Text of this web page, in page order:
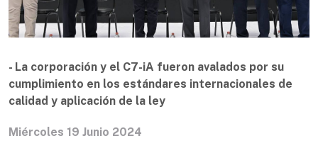
- La corporación y el C7-iA fueron avalados por su
cumplimiento en los estándares internacionales de
calidad y aplicación de la ley
Miércoles 19 Junio 2024